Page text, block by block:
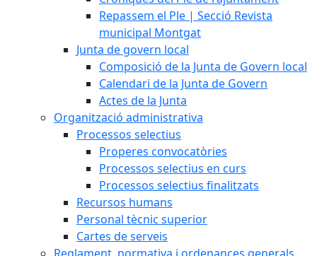
Repassem el Ple | Secció Revista
municipal Montgat
Junta de govern local
Composició de la Junta de Govern local
Calendari de la Junta de Govern
Actes de la Junta
Organització administrativa
Processos selectius
Properes convocatòries
Processos selectius en curs
Processos selectius finalitzats
Recursos humans
Personal tècnic superior
Cartes de serveis